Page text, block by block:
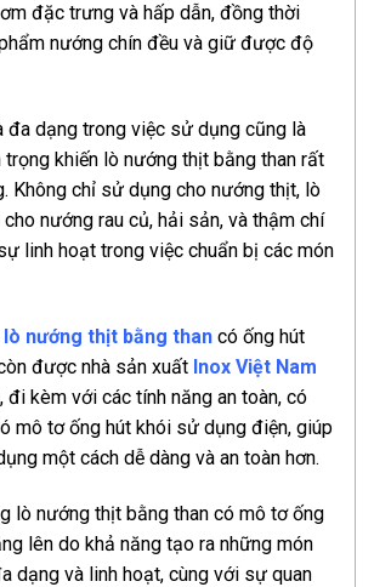
đặc trưng và hấp dẫn, đồng thời
nướng chín đều và giữ được độ
đa dạng trong việc sử dụng cũng là
trọng khiến lò nướng thịt bằng than rất
Không chỉ sử dụng cho nướng thịt, lò
nướng rau củ, hải sản, và thậm chí
linh hoạt trong việc chuẩn bị các món
lò nướng thịt bằng than có ống hút
được nhà sản xuất Inox Việt Nam
đi kèm với các tính năng an toàn, có
mô tơ ống hút khói sử dụng điện, giúp
một cách dễ dàng và an toàn hơn.
lò nướng thịt bằng than có mô tơ ống
lên do khả năng tạo ra những món
dạng và linh hoạt, cùng với sự quan